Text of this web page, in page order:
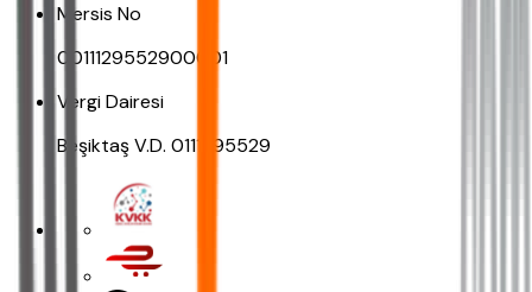
Mersis No
0011129552900001
Vergi Dairesi
Beşiktaş V.D. 0111295529